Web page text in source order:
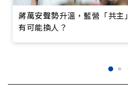
蔣萬安聲勢升溫，藍營「共主」
有可能換人？